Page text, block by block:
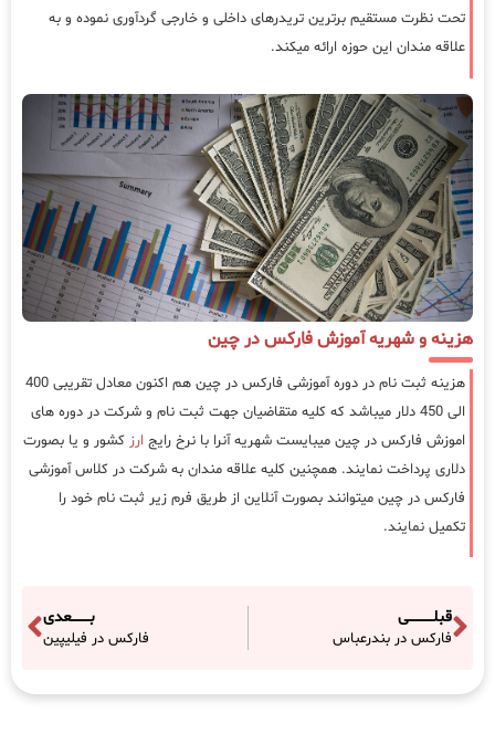
تحت نظرت مستقیم برترین تریدرهای داخلی و خارجی گردآوری نموده و به
علاقه مندان این حوزه ارائه میکند.
هزینه و شهریه آموزش فارکس در چین
هزینه ثبت نام در دوره آموزشی فارکس در چین هم اکنون معادل تقریبی 400
الی 450 دلار میباشد که کلیه متقاضیان جهت ثبت نام و شرکت در دوره های
اموزش فارکس در چین میبایست شهریه آنرا با نرخ رایج ارز کشور و یا بصورت
دلاری پرداخت نمایند. همچنین کلیه علاقه مندان به شرکت در کلاس آموزشی
فارکس در چین میتوانند بصورت آنلاین از طریق فرم زیر ثبت نام خود را
تکمیل نمایند.
قبلـــــــــــی
فارکس در بندرعباس
بــــــــعدی
فارکس در فیلیپین